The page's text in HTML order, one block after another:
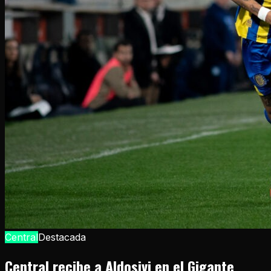
CentralDestacada
Central recibe a Aldosivi en el Gigante